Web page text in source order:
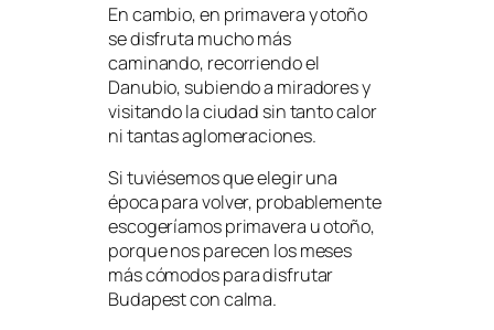
En cambio, en primavera y otoño
se disfruta mucho más
caminando, recorriendo el
Danubio, subiendo a miradores y
visitando la ciudad sin tanto calor
ni tantas aglomeraciones.
Si tuviésemos que elegir una
época para volver, probablemente
escogeríamos primavera u otoño,
porque nos parecen los meses
más cómodos para disfrutar
Budapest con calma.